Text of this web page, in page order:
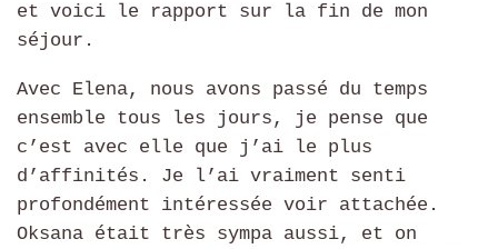
et voici le rapport sur la fin de mon
séjour.
Avec Elena, nous avons passé du temps
ensemble tous les jours, je pense que
c’est avec elle que j’ai le plus
d’affinités. Je l’ai vraiment senti
profondément intéressée voir attachée.
Oksana était très sympa aussi, et on